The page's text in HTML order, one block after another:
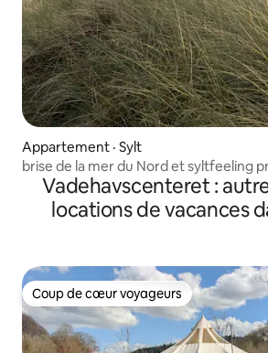
Appartement · Sylt
brise de la mer du Nord et syltfeeling
Vadehavscenteret :
locations de vacances
Coup de cœur voyageurs
Coup de cœur voyageurs